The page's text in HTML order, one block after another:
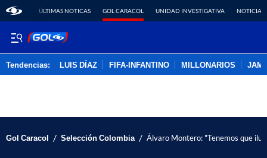
ÚLTIMAS NOTICAS GOL CARACOL UNIDAD INVESTIGATIVA NOTICIAS
Tendencias: LUIS DÍAZ FIFA-INFANTINO MILLONARIOS
Gol Caracol / Selección Colombia / Álvaro Montero: "Tenemos que